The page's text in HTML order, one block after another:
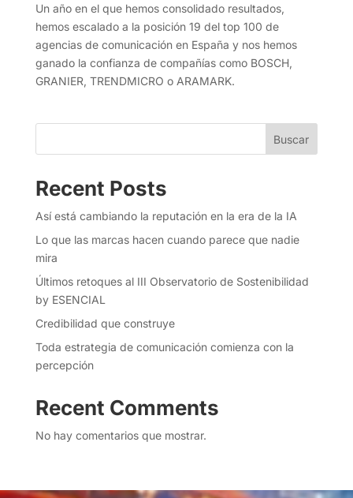
Un año en el que hemos consolidado resultados,
hemos escalado a la posición 19 del top 100 de
agencias de comunicación en España y nos hemos
ganado la confianza de compañías como BOSCH,
GRANIER, TRENDMICRO o ARAMARK.
Buscar
Recent Posts
Así está cambiando la reputación en la era de la IA
Lo que las marcas hacen cuando parece que nadie
mira
Últimos retoques al III Observatorio de Sostenibilidad
by ESENCIAL
Credibilidad que construye
Toda estrategia de comunicación comienza con la
percepción
Recent Comments
No hay comentarios que mostrar.